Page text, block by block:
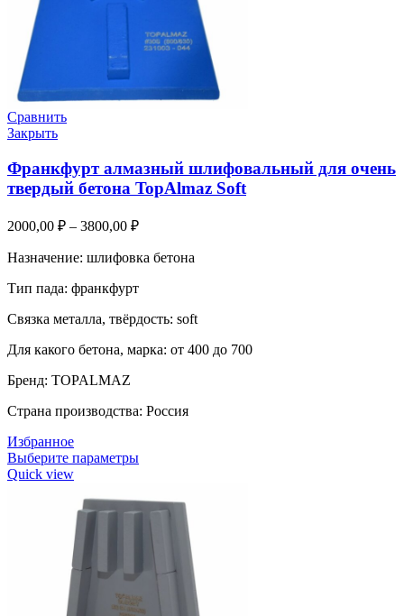
Сравнить
Закрыть
Франкфурт алмазный шлифовальный для очень
твердый бетона TopAlmaz Soft
2000,00 ₽ – 3800,00 ₽
Назначение: шлифовка бетона
Тип пада: франкфурт
Связка металла, твёрдость: soft
Для какого бетона, марка: от 400 до 700
Бренд: TOPALMAZ
Страна производства: Россия
Избранное
Выберите параметры
Quick view